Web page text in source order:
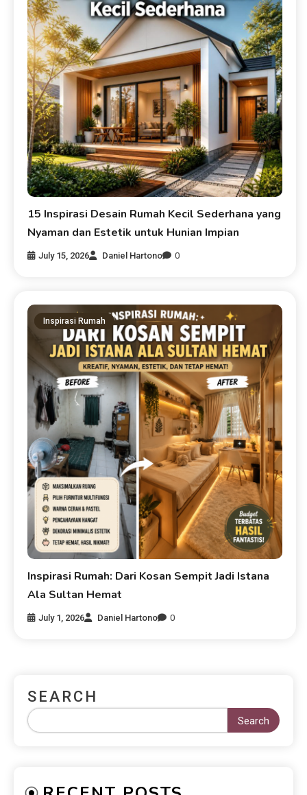
15 Inspirasi Desain Rumah Kecil Sederhana yang
Nyaman dan Estetik untuk Hunian Impian
July 15, 2026 Daniel Hartono 0
Inspirasi Rumah
Inspirasi Rumah: Dari Kosan Sempit Jadi Istana
Ala Sultan Hemat
July 1, 2026 Daniel Hartono 0
SEARCH
Search